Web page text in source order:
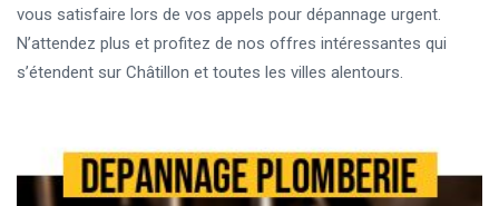
vous satisfaire lors de vos appels pour dépannage urgent.
N’attendez plus et profitez de nos offres intéressantes qui
s’étendent sur Châtillon et toutes les villes alentours.